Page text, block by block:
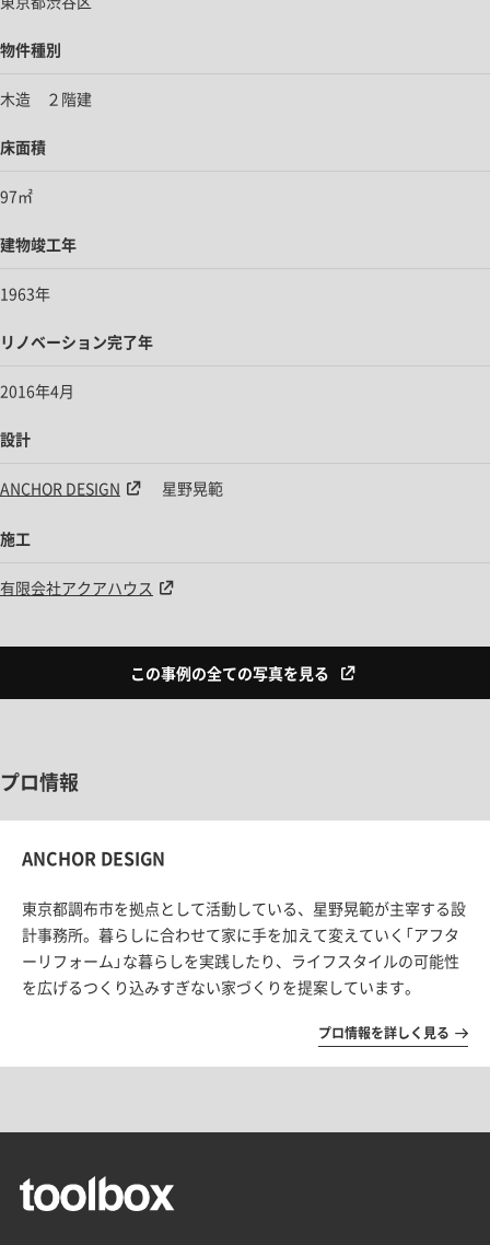
物件種別
木造 ２階建
床面積
97㎡
建物竣工年
1963年
リノベーション完了年
2016年4月
設計
ANCHOR DESIGN 星野晃範
施工
有限会社アクアハウス
この事例の全ての写真を見る
プロ情報
ANCHOR DESIGN
東京都調布市を拠点として活動している、星野晃範が主宰する設
計事務所。暮らしに合わせて家に手を加えて変えていく「アフタ
ーリフォーム」な暮らしを実践したり、ライフスタイルの可能性
を広げるつくり込みすぎない家づくりを提案しています。
プロ情報を詳しく見る